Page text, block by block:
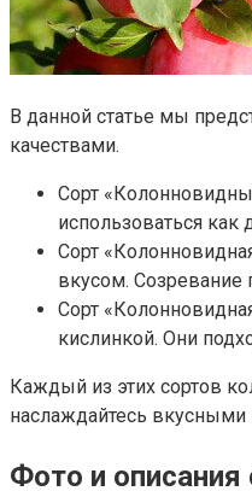
В данной статье мы
качествами.
Сорт
использоваться
Сорт
вкусом. Созревание
Сорт
кислинкой. Они
Каждый из этих сортов
наслаждайтесь вкусными
Фото и описания